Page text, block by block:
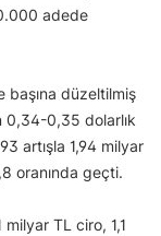
adede
başına düzeltilmiş
0,34-0,35 dolarlık
artışla 1,94 milyar
oranında geçti.
milyar TL ciro, 1,1